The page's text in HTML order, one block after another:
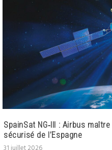
SpainSat NG‑III : Airbus
sécurisé de l’Espagne